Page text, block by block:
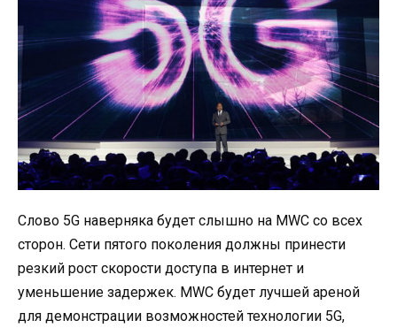
Слово 5G наверняка будет слышно на MWC со всех
сторон. Сети пятого поколения должны принести
резкий рост скорости доступа в интернет и
уменьшение задержек. MWC будет лучшей ареной
для демонстрации возможностей технологии 5G,